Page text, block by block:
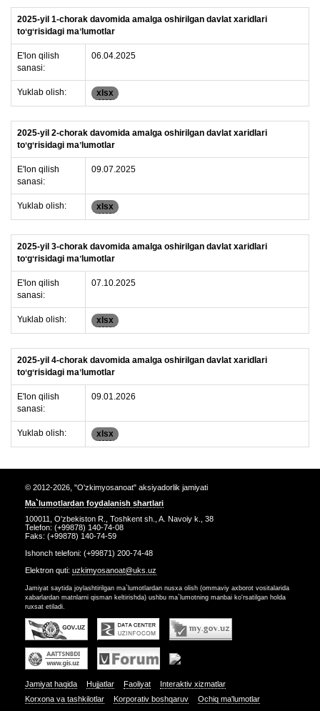
2025-yil 1-chorak davomida amalga oshirilgan davlat xaridlari
toʻgʻrisidagi maʼlumotlar
E'lon qilish
sanasi:
06.04.2025
Yuklab olish: xlsx
2025-yil 2-chorak davomida amalga oshirilgan davlat xaridlari
toʻgʻrisidagi maʼlumotlar
E'lon qilish
sanasi:
09.07.2025
Yuklab olish: xlsx
2025-yil 3-chorak davomida amalga oshirilgan davlat xaridlari
toʻgʻrisidagi maʼlumotlar
E'lon qilish
sanasi:
07.10.2025
Yuklab olish: xlsx
2025-yil 4-chorak davomida amalga oshirilgan davlat xaridlari
toʻgʻrisidagi maʼlumotlar
E'lon qilish
sanasi:
09.01.2026
Yuklab olish: xlsx
© 2012-2026, "O'zkimyosanoat" aksiyadorlik jamiyati
Ma`lumotlardan foydalanish shartlari
100011, O'zbekiston R., Toshkent sh., A. Navoiy k., 38
Telefon: (+99878) 140-74-08
Faks: (+99878) 140-74-59
Ishonch telefoni: (+99871) 200-74-48
Elektron quti: uzkimyosanoat@uks.uz
Jamiyat saytida joylashtirilgan ma`lumotlardan nusxa olish (ommaviy axborot vositalarida
xabarlardan matnlarni qisman keltirishda) ushbu ma`lumotning manbai ko'rsatilgan holda
ruxsat etiladi.
Jamiyat haqida Hujjatlar Faoliyat
Interaktiv xizmatlar
Korxona va tashkilotlar
Korporativ boshqaruv
Ochiq ma'lumotlar